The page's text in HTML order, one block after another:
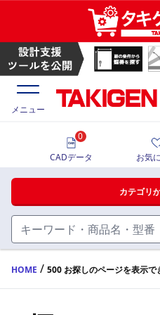
ハンドル・取手・つ
FA・A
蝶番・ステー・周辺
価格一覧
製品カタログ
メニュー
カテゴリ
0
CADデータ
お気
HOME / 500 お探しのページを表示で